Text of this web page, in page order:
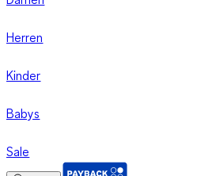
Herren
Kinder
Babys
Sale